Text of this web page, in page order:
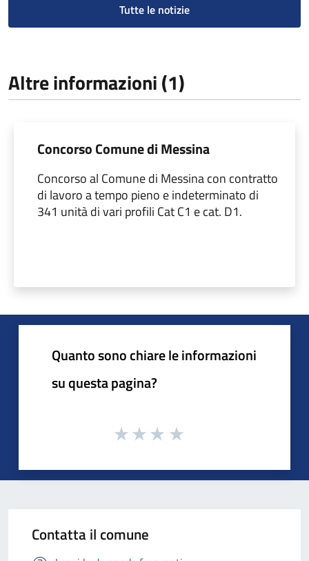
Tutte le notizie
Altre informazioni (1)
Concorso Comune di Messina
Concorso al Comune di Messina con contratto
di lavoro a tempo pieno e indeterminato di
341 unità di vari profili Cat C1 e cat. D1.
Quanto sono chiare le informazioni
su questa pagina?
Contatta il comune